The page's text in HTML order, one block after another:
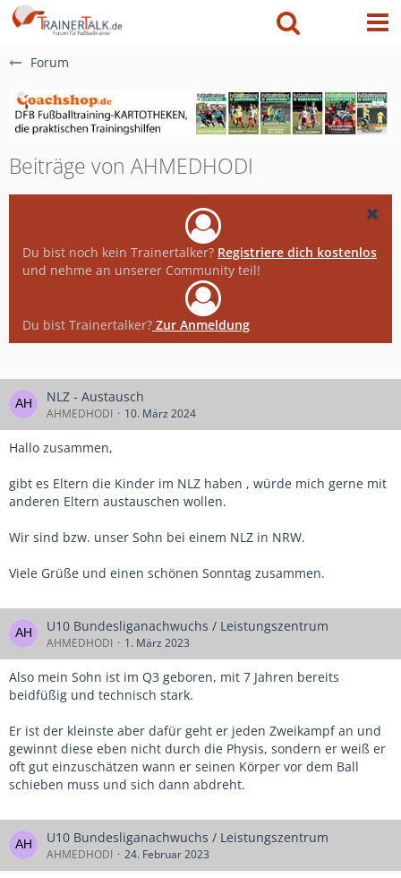
Forum
Beiträge von AHMEDHODI
Du bist noch kein Trainertalker? Registriere dich kostenlos
und nehme an unserer Community teil!
Du bist Trainertalker? Zur Anmeldung
NLZ - Austausch
AHMEDHODI 10. März 2024
Hallo zusammen,
gibt es Eltern die Kinder im NLZ haben , würde mich gerne mit
anderen Eltern austauschen wollen.
Wir sind bzw. unser Sohn bei einem NLZ in NRW.
Viele Grüße und einen schönen Sonntag zusammen.
U10 Bundesliganachwuchs / Leistungszentrum
AHMEDHODI 1. März 2023
Also mein Sohn ist im Q3 geboren, mit 7 Jahren bereits
beidfüßig und technisch stark.
Er ist der kleinste aber dafür geht er jeden Zweikampf an und
gewinnt diese eben nicht durch die Physis, sondern er weiß er
oft gut einzuschätzen wann er seinen Körper vor dem Ball
schieben muss und sich dann abdreht.
U10 Bundesliganachwuchs / Leistungszentrum
AHMEDHODI 24. Februar 2023